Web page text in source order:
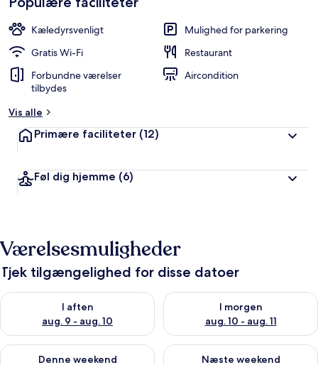
Kæledyrsvenligt
Mulighed for parkering
Gratis Wi-Fi
Restaurant
Forbundne værelser
tilbydes
Aircondition
Vis alle
Primære faciliteter (12)
Føl dig hjemme (6)
Værelsesmuligheder
Tjek tilgængelighed for disse datoer
I aften
aug. 9 - aug. 10
Tjek tilgængelighed for i aften aug. 9 - aug. 10
I morgen
aug. 10 - aug. 11
Tjek tilgængelighed for i
Denne weekend
Tjek tilgængelighed for denne weekend aug. 14 - aug. 16
Næste weekend
Tjek tilgængelighed for næste